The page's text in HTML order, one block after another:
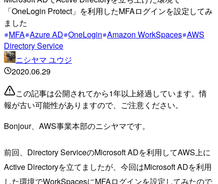
「OneLogin Protect」を利用したMFAログインを設定してみ
ました
MFA Azure AD OneLogin Amazon WorkSpaces AWS
Directory Service
ニシヤマ ユウジ
2020.06.29
この記事は公開されてから1年以上経過しています。情
報が古い可能性がありますので、ご注意ください。
Bonjour、AWS事業本部のニシヤマです。
前回、Directory ServiceのMicrosoft ADを利用してAWS上に
Active Directoryを立てましたが、今回はMicrosoft ADを利用
した環境でWorkSpacesにMFAログインを設定してみたので